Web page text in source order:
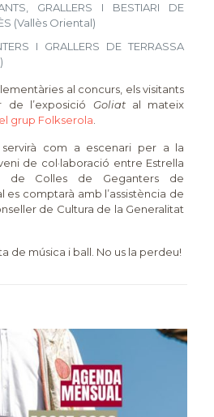
GRALLERS I BESTIARI DE
(Vallès Oriental)
I GRALLERS DE TERRASSA
al concurs, els visitants
de l’exposició Goliatal mateix
grup Folkserola
com a escenari per a la
de col·laboració entre Estrella
de Colles de Geganters de
es comptarà amb l’assistència de
de Cultura de la Generalitat
de música i ball. No us la perdeu!